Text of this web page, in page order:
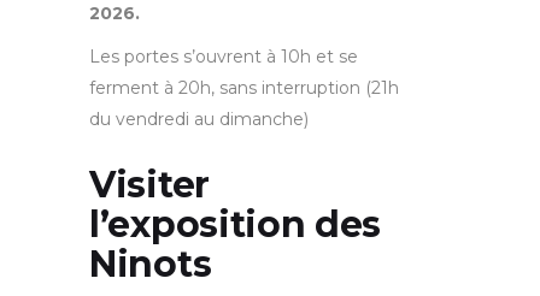
2026.
Les portes s’ouvrent à 10h et se
ferment à 20h, sans interruption (21h
du vendredi au dimanche)
Visiter
l’exposition des
Ninots